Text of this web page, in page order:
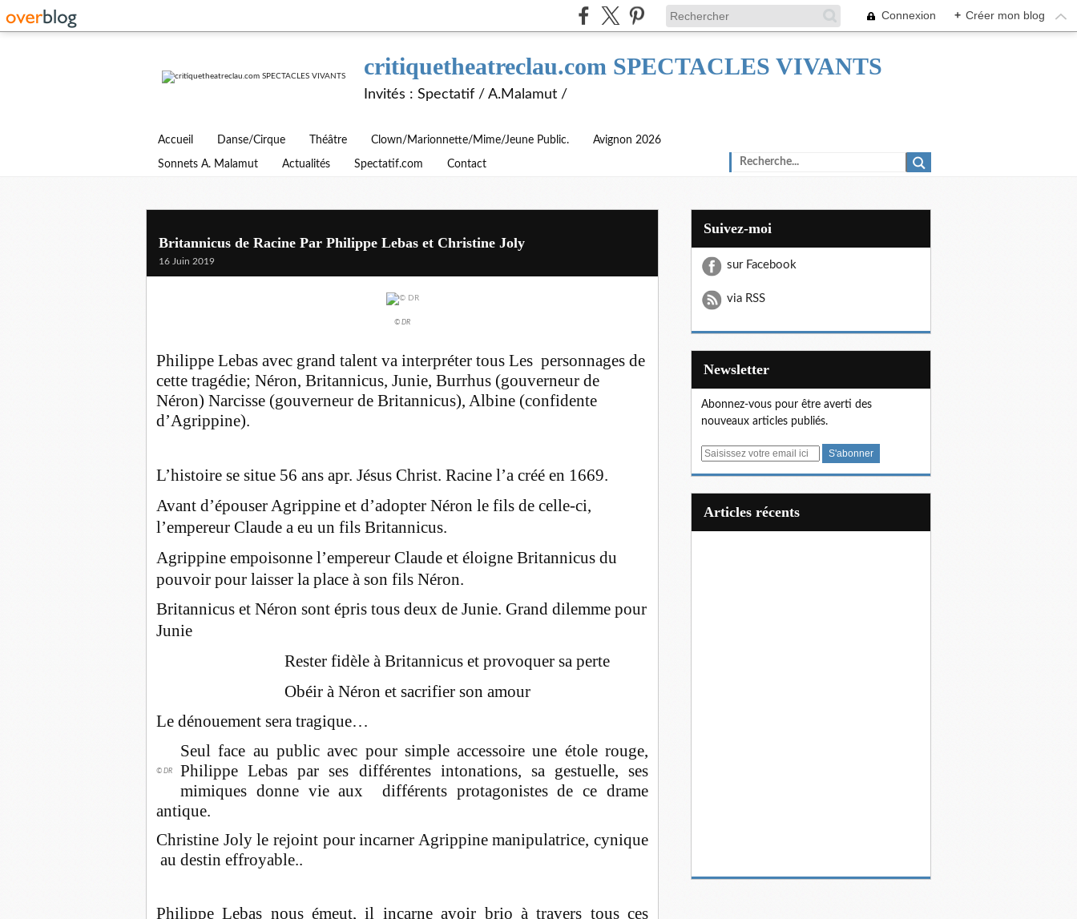
Connexion + Créer mon blog
critiquetheatreclau.com SPECTACLES VIVANTS
Invités : Spectatif / A.Malamut /
Accueil Danse/Cirque Théâtre Clown/Marionnette/Mime/Jeune Public. Avignon 2026
Sonnets A. Malamut Actualités Spectatif.com Contact
Britannicus de Racine Par Philippe Lebas et Christine Joly
16 Juin 2019
© DR
Philippe Lebas avec grand talent va interpréter tous Les personnages de
cette tragédie; Néron, Britannicus, Junie, Burrhus (gouverneur de
Néron) Narcisse (gouverneur de Britannicus), Albine (confidente
d’Agrippine).
L’histoire se situe 56 ans apr. Jésus Christ. Racine l’a créé en 1669.
Avant d’épouser Agrippine et d’adopter Néron le fils de celle-ci,
l’empereur Claude a eu un fils Britannicus.
Agrippine empoisonne l’empereur Claude et éloigne Britannicus du
pouvoir pour laisser la place à son fils Néron.
Britannicus et Néron sont épris tous deux de Junie. Grand dilemme pour
Junie
Rester fidèle à Britannicus et provoquer sa perte
Obéir à Néron et sacrifier son amour
Le dénouement sera tragique…
© DR
Seul face au public avec pour simple accessoire une étole rouge,
Philippe Lebas par ses différentes intonations, sa gestuelle, ses
mimiques donne vie aux différents protagonistes de ce drame
antique.
Christine Joly le rejoint pour incarner Agrippine manipulatrice, cynique
au destin effroyable..
Philippe Lebas nous émeut, il incarne avoir brio à travers tous ces
Suivez-moi
sur Facebook
via RSS
Newsletter
Abonnez-vous pour être averti des
nouveaux articles publiés.
E
articles récents